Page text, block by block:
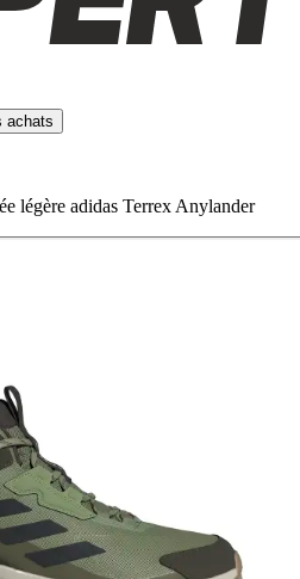
achats
légère adidas Terrex Anylander